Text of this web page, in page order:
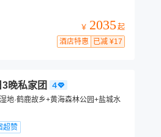
￥ 2035起
酒店特惠
已减 ¥17
晚私家团
地·鹤鹿故乡+黄海森林公园+盐城水
超赞